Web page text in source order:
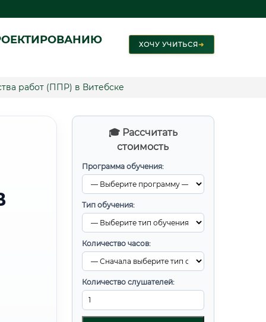
ХОЧУ УЧИТЬСЯ➜
работ (ППР) в Витебске
🎓 Рассчитать
стоимость
Программа обучения:
Тип обучения:
Количество часов:
Количество слушателей: